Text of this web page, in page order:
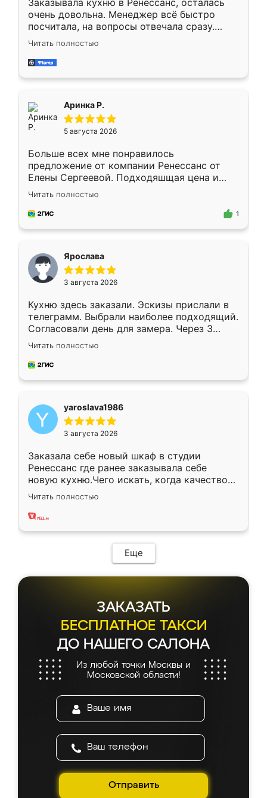
Заказывала кухню в Ренессанс, осталась
очень довольна. Менеджер всё быстро
посчитала, на вопросы отвечала сразу.
Замерщик приехал в субботу, подошёл к
делу со всей ответственностью. Собрали
за день, ребята работали аккуратно, даже
Читать полностью
Аринка Р.
5 августа 2026
Больше всех мне понравилось
предложение от компании Ренессанс от
Елены Сергеевой. Подходяшщая цена и
короткие сроки изготовления. Приехавший
для замера сотрудник Владислав
предложил по моему эскизу самый
Читать полностью
1
Ярослава
3 августа 2026
Кухню здесь заказали. Эскизы прислали в
телеграмм. Выбрали наиболее подходящий.
Согласовали день для замера. Через 3
недели кухня была уже готова. Остались
довольны работой. Спасибо Ренессанс
мебель за качественную работу!
Читать полностью
yaroslava1986
3 августа 2026
Заказала себе новый шкаф в студии
Ренессанс где ранее заказывала себе
новую кухню.Чего искать, когда качеством
вполне довольна. Служит кухня уже почти
два года, нареканий нет.
Читать полностью
Еще
ЗАКАЗАТЬ
БЕСПЛАТНОЕ ТАКСИ
ДО НАШЕГО САЛОНА
Из любой точки Москвы и
Московской области!
Отправить